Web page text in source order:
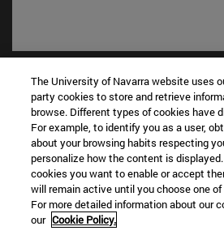
Biblioteca(abre en nueva
Mi correo(abre en nueva
Aula virtual ADI(abre en
Búsqueda de personas(abre en
Trabaja con nosotros(abre en
Información
TFNO +34 948 42 56 00
The University of Navarra website uses
party cookies to store and retrieve
browse. Different types of cookies have
For example, to identify you as a user,
about your browsing habits respecting
personalize how the content is
cookies you want to enable or accept
will remain active until you choose one
For more detailed information about our
our Cookie Policy.